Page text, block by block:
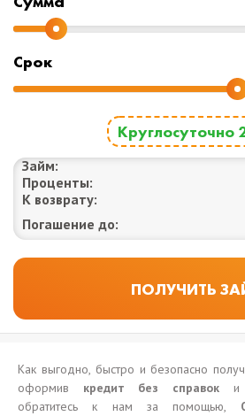
Срок
Займ:
Проценты:
К возврату:
Погашение до:
Как выгодно, быстро и безопасно
оформив кредит без справок и
обратитесь к нам за помощью,